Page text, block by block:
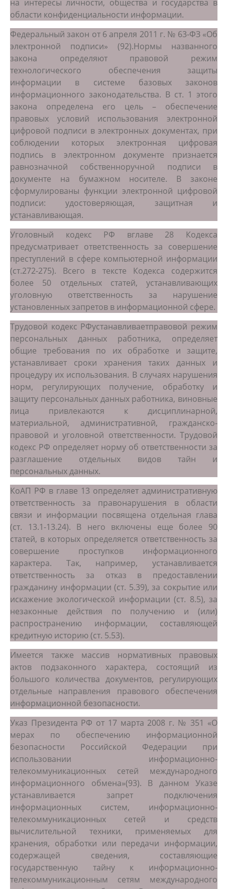
на интересы личности, общества и государства в
области конфиденциальности информации.
Федеральный закон от 6 апреля 2011 г. № 63-ФЗ «Об
электронной подписи» (92).Нормы названного
закона определяют правовой режим
технологического обеспечения защиты
информации в системе базовых законов
информационного законодательства. В ст. 1 этого
закона определена его цель – обеспечение
правовых условий использования электронной
цифровой подписи в электронных документах, при
соблюдении которых электронная цифровая
подпись в электронном документе признается
равнозначной собственноручной подписи в
документе на бумажном носителе. В законе
сформулированы функции электронной цифровой
подписи: удостоверяющая, защитная и
устанавливающая.
Уголовный кодекс РФ вглаве 28 Кодекса
предусматривает ответственность за совершение
преступлений в сфере компьютерной информации
(ст.272-275). Всего в тексте Кодекса содержится
более 50 отдельных статей, устанавливающих
уголовную ответственность за нарушение
установленных запретов в информационной сфере.
Трудовой кодекс РФустанавливаетправовой режим
персональных данных работника, определяет
общие требования по их обработке и защите,
устанавливает сроки хранения таких данных и
процедуру их использования. В случаях нарушения
норм, регулирующих получение, обработку и
защиту персональных данных работника, виновные
лица привлекаются к дисциплинарной,
материальной, административной, гражданско-
правовой и уголовной ответственности. Трудовой
кодекс РФ определяет норму об ответственности за
разглашение отдельных видов тайн и
персональных данных.
КоАП РФ в главе 13 определяет административную
ответственность за правонарушения в области
связи и информации посвящена отдельная глава
(ст. 13.1-13.24). В него включены еще более 90
статей, в которых определяется ответственность за
совершение проступков информационного
характера. Так, например, устанавливается
ответственность за отказ в предоставлении
гражданину информации (ст. 5.39), за сокрытие или
искажение экологической информации (ст. 8.5), за
незаконные действия по получению и (или)
распространению информации, составляющей
кредитную историю (ст. 5.53).
Имеется также массив нормативных правовых
актов подзаконного характера, состоящий из
большого количества документов, регулирующих
отдельные направления правового обеспечения
информационной безопасности.
Указ Президента РФ от 17 марта 2008 г. № 351 «О
мерах по обеспечению информационной
безопасности Российской Федерации при
использовании информационно-
телекоммуникационных сетей международного
информационного обмена»(93). В данном Указе
устанавливается запрет подключения
информационных систем, информационно-
телекоммуникационных сетей и средств
вычислительной техники, применяемых для
хранения, обработки или передачи информации,
содержащей сведения, составляющие
государственную тайну к информационно-
телекоммуникационным сетям международного